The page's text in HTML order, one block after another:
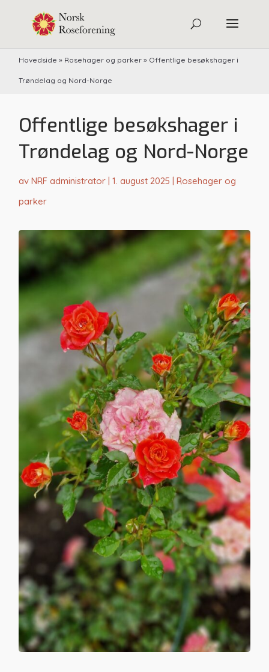
Hovedside » Rosehager og parker » Offentlige besøkshager i
Trøndelag og Nord-Norge
Offentlige besøkshager i
Trøndelag og Nord-Norge
avNRF administrator |1. august 2025 |Rosehager og
parker